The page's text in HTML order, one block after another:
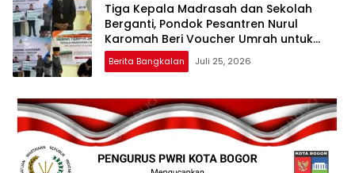
Tiga Kepala Madrasah dan Sekolah
Berganti, Pondok Pesantren Nurul
Karomah Beri Voucher Umrah untuk
Para Purna Tugas
Berita Bangkalan Juli 25, 2026